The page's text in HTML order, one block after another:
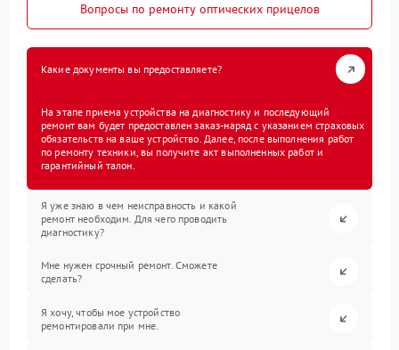
Вопросы по ремонту оптических прицелов
Какие документы вы предоставляете?
На этапе приема устройства на диагностику и последующий
ремонт вам будет предоставлен заказ-наряд с указанием страховых
обязательств на ваше устройство. Далее, после выполнения работ
по ремонту техники, вы получите акт выполненных работ и
гарантийный талон.
Я уже знаю в чем неисправность и какой
ремонт необходим. Для чего проводить
диагностику?
Мне нужен срочный ремонт. Сможете
сделать?
Я хочу, чтобы мое устройство
ремонтировали при мне.